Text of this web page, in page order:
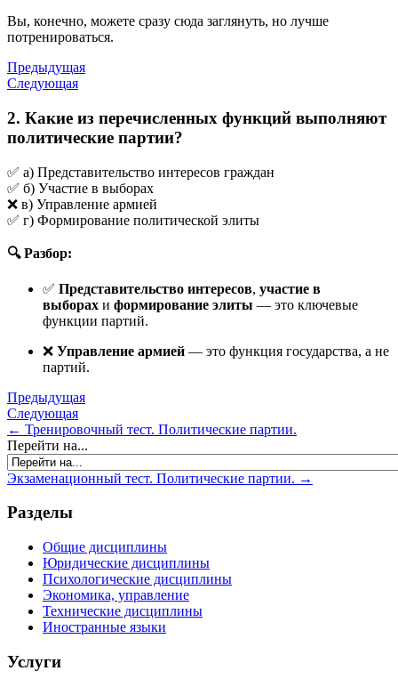
Вы, конечно, можете сразу сюда заглянуть, но лучше
потренироваться.
Предыдущая
Следующая
2. Какие из перечисленных функций выполняют
политические партии?
✅ а) Представительство интересов граждан
✅ б) Участие в выборах
❌ в) Управление армией
✅ г) Формирование политической элиты
🔍 Разбор:
✅ Представительство интересов, участие в
выборах и формирование элиты — это ключевые
функции партий.
❌ Управление армией — это функция государства, а не
партий.
Предыдущая
Следующая
← Тренировочный тест. Политические партии.
Перейти на...
Экзаменационный тест. Политические партии. →
Разделы
Общие дисциплины
Юридические дисциплины
Психологические дисциплины
Экономика, управление
Технические дисциплины
Иностранные языки
Услуги